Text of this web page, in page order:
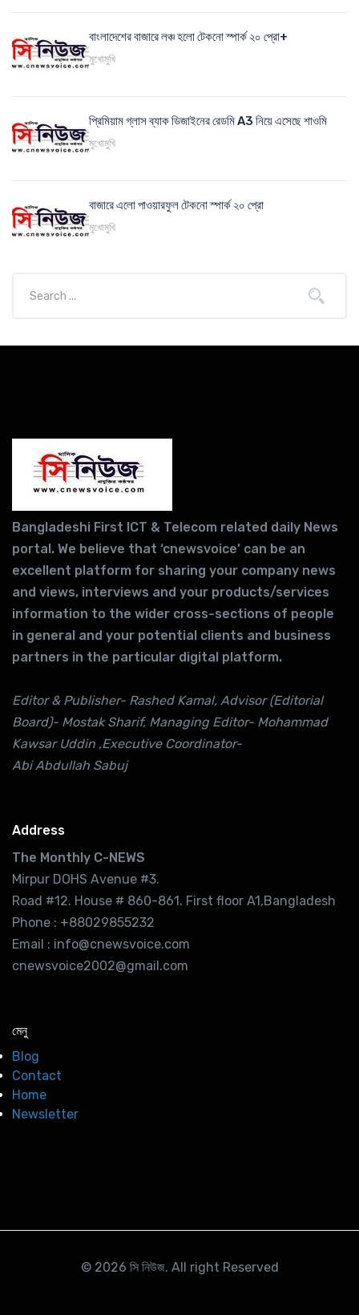
বাংলাদেশের বাজারে লঞ্চ হলো টেকনো স্পার্ক ২০ প্রো+
মুখোমুখি
প্রিমিয়াম গ্লাস ব্যাক ডিজাইনের রেডমি A3 নিয়ে এসেছে শাওমি
মুখোমুখি
বাজারে এলো পাওয়ারফুল টেকনো স্পার্ক ২০ প্রো
মুখোমুখি
Bangladeshi First ICT & Telecom related daily News
portal. We believe that ‘cnewsvoice’ can be an
excellent platform for sharing your company news
and views, interviews and your products/services
information to the wider cross-sections of people
in general and your potential clients and business
partners in the particular digital platform.
Editor & Publisher- Rashed Kamal, Advisor (Editorial
Board)- Mostak Sharif, Managing Editor- Mohammad
Kawsar Uddin ,Executive Coordinator-
Abi Abdullah Sabuj
Address
The Monthly C-NEWS
Mirpur DOHS Avenue #3.
Road #12. House # 860-861. First floor A1,Bangladesh
Phone : +88029855232
Email : info@cnewsvoice.com
cnewsvoice2002@gmail.com
মেনু
Blog
Contact
Home
Newsletter
© 2026 সি নিউজ. All right Reserved